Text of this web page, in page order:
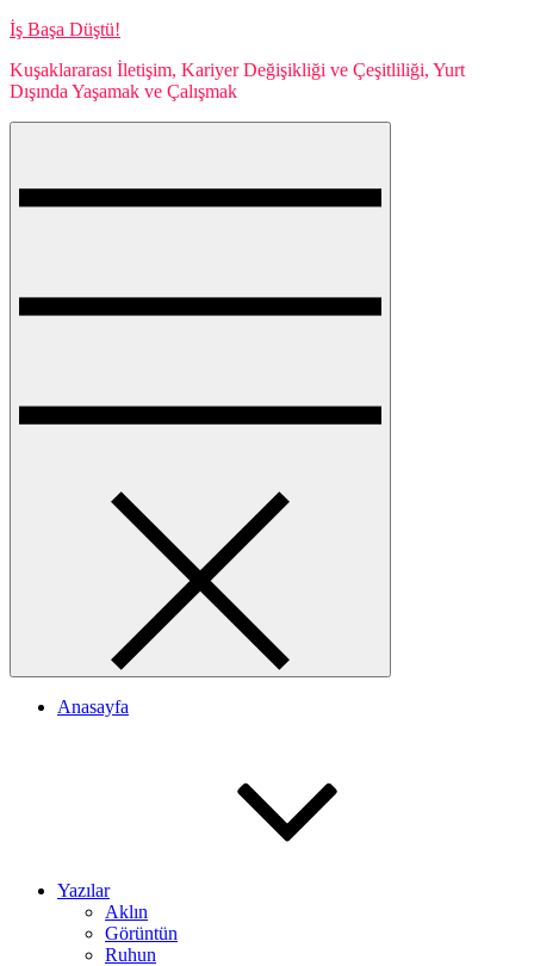
Skip
content
İş Başa Düştü!
Kuşaklararası İletişim, Kariyer Değişikliği ve Çeşitliliği, Yurt
Dışında Yaşamak ve Çalışmak
Anasayfa
Yazılar
Aklın
Görüntün
Ruhun